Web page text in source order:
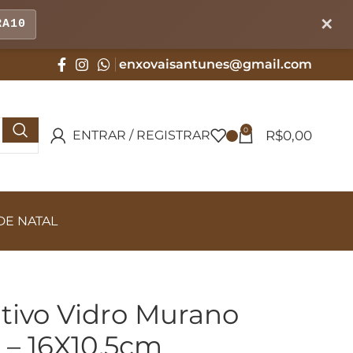
✕
enxovaisantunes@gmail.com
ENTRAR / REGISTRAR 0 R$0,00
NATAL
Vidro Murano
16X10,5cm